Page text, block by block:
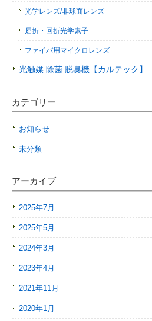
光学レンズ/非球面レンズ
屈折・回折光学素子
ファイバ用マイクロレンズ
光触媒 除菌 脱臭機【カルテック】
カテゴリー
お知らせ
未分類
アーカイブ
2025年7月
2025年5月
2024年3月
2023年4月
2021年11月
2020年1月